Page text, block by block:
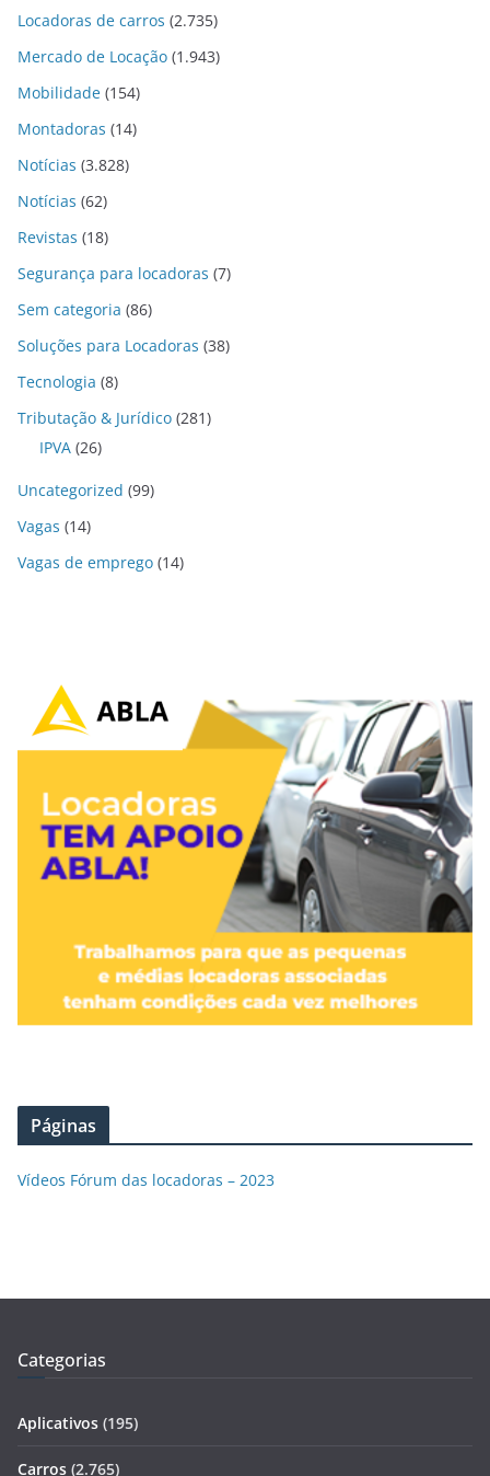
Locadoras de carros (2.735)
Mercado de Locação (1.943)
Mobilidade (154)
Montadoras (14)
Notícias (3.828)
Notícias (62)
Revistas (18)
Segurança para locadoras (7)
Sem categoria (86)
Soluções para Locadoras (38)
Tecnologia (8)
Tributação & Jurídico (281)
IPVA (26)
Uncategorized (99)
Vagas (14)
Vagas de emprego (14)
Páginas
Vídeos Fórum das locadoras – 2023
Categorias
Aplicativos (195)
Carros (2.765)